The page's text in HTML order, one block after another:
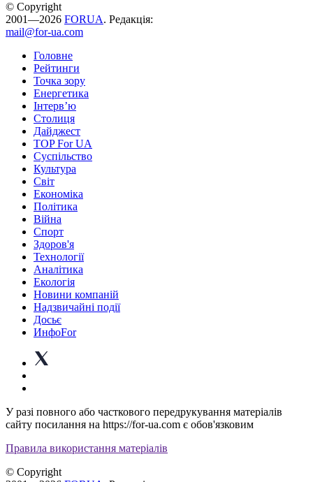
© Copyright
2001—2026 FORUA. Редакція:
mail@for-ua.com
Головне
Рейтинги
Точка зору
Енергетика
Інтерв’ю
Столиця
Дайджест
TOP For UA
Суспiльство
Культура
Світ
Економіка
Політика
Війна
Спорт
Здоров'я
Технології
Аналітика
Екологія
Новини компаній
Надзвичайні події
Досьє
ИнфоFor
У разі повного або часткового передрукування матеріалів
сайту посилання на https://for-ua.com є обов'язковим
Правила використання матеріалів
© Copyright